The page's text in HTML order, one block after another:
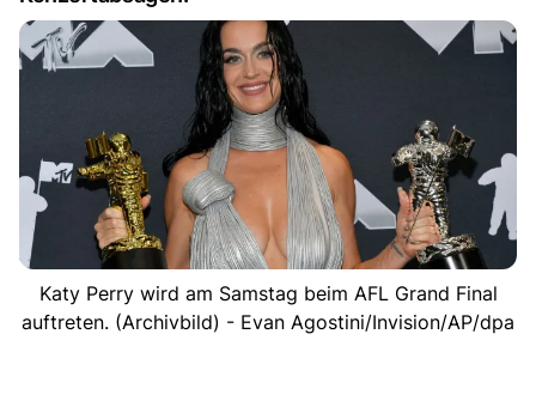
Katy Perry wird am Samstag beim AFL Grand Final
auftreten. (Archivbild) - Evan Agostini/Invision/AP/dpa